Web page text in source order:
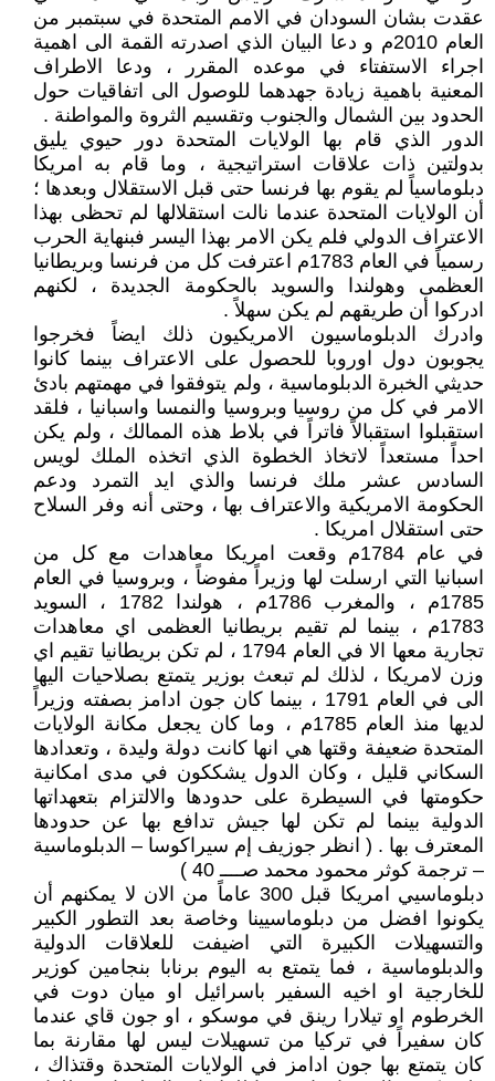
عقدت بشان السودان في الامم المتحدة في سبتمبر من
العام 2010م و دعا البيان الذي اصدرته القمة الى اهمية
اجراء الاستفتاء في موعده المقرر ، ودعا الاطراف
المعنية باهمية زيادة جهدهما للوصول الى اتفاقيات حول
الحدود بين الشمال والجنوب وتقسيم الثروة والمواطنة .
الدور الذي قام بها الولايات المتحدة دور حيوي يليق
بدولتين ذات علاقات استراتيجية ، وما قام به امريكا
دبلوماسياً لم يقوم بها فرنسا حتى قبل الاستقلال وبعدها ؛
أن الولايات المتحدة عندما نالت استقلالها لم تحظى بهذا
الاعتراف الدولي فلم يكن الامر بهذا اليسر فبنهاية الحرب
رسمياً في العام 1783م اعترفت كل من فرنسا وبريطانيا
العظمى وهولندا والسويد بالحكومة الجديدة ، لكنهم
ادركوا أن طريقهم لم يكن سهلاً .
وادرك الدبلوماسيون الامريكيون ذلك ايضاً فخرجوا
يجوبون دول اوروبا للحصول على الاعتراف بينما كانوا
حديثي الخبرة الدبلوماسية ، ولم يتوفقوا في مهمتهم بادئ
الامر في كل من روسيا وبروسيا والنمسا واسبانيا ، فلقد
استقبلوا استقبالاً فاتراً في بلاط هذه الممالك ، ولم يكن
احداً مستعداً لاتخاذ الخطوة الذي اتخذه الملك لويس
السادس عشر ملك فرنسا والذي ايد التمرد ودعم
الحكومة الامريكية والاعتراف بها ، وحتى أنه وفر السلاح
حتى استقلال امريكا .
في عام 1784م وقعت امريكا معاهدات مع كل من
اسبانيا التي ارسلت لها وزيراً مفوضاً ، وبروسيا في العام
1785م ، والمغرب 1786م ، هولندا 1782 ، السويد
1783م ، بينما لم تقيم بريطانيا العظمى اي معاهدات
تجارية معها الا في العام 1794 ، لم تكن بريطانيا تقيم اي
وزن لامريكا ، لذلك لم تبعث بوزير يتمتع بصلاحيات اليها
الى في العام 1791 ، بينما كان جون ادامز بصفته وزيراً
لديها منذ العام 1785م ، وما كان يجعل مكانة الولايات
المتحدة ضعيفة وقتها هي انها كانت دولة وليدة ، وتعدادها
السكاني قليل ، وكان الدول يشككون في مدى امكانية
حكومتها في السيطرة على حدودها والالتزام بتعهداتها
الدولية بينما لم تكن لها جيش تدافع بها عن حدودها
المعترف بها . ( انظر جوزيف إم سيراكوسا – الدبلوماسية
– ترجمة كوثر محمود محمد صــــ 40 )
دبلوماسيي امريكا قبل 300 عاماً من الان لا يمكنهم أن
يكونوا افضل من دبلوماسيينا وخاصة بعد التطور الكبير
والتسهيلات الكبيرة التي اضيفت للعلاقات الدولية
والدبلوماسية ، فما يتمتع به اليوم برنابا بنجامين كوزير
للخارجية او اخيه السفير باسرائيل او ميان دوت في
الخرطوم او تيلارا رينق في موسكو ، او جون قاي عندما
كان سفيراً في تركيا من تسهيلات ليس لها مقارنة بما
كان يتمتع بها جون ادامز في الولايات المتحدة وقتذاك ،